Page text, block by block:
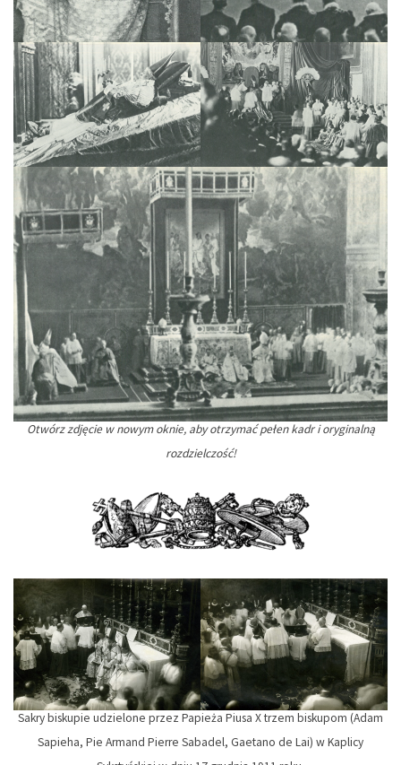
Otwórz zdjęcie w nowym oknie, aby otrzymać pełen kadr i oryginalną
rozdzielczość!
Sakry biskupie udzielone przez Papieża Piusa X trzem biskupom (Adam
Sapieha, Pie Armand Pierre Sabadel, Gaetano de Lai) w Kaplicy